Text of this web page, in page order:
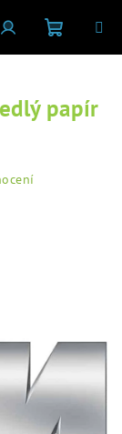
PřihlášeníNákupní
košík
papír